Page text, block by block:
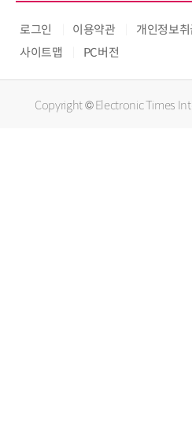
로그인 이용약관 개인정보
사이트맵
PC버전
Copyright © Electronic Times